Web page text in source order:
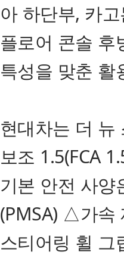
아 하단부, 카
플로어 콘솔 후
특성을 맞춘 활
현대차는 더
보조 1.5(FCA
기본 안전 사
(PMSA) △가
스티어링 휠 그